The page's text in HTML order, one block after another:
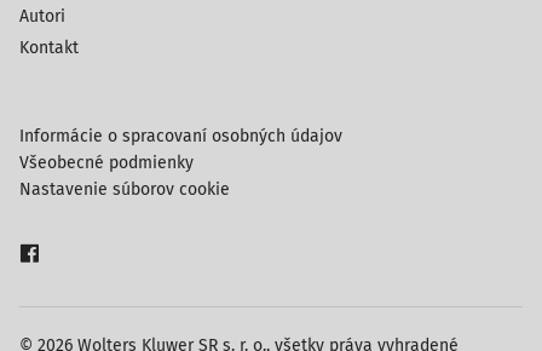
Autori
Kontakt
© 2026 Wolters Kluwer SR s. r. o., všetky práva vyhradené
Informácie o spracovaní osobných údajov
Všeobecné podmienky
Nastavenie súborov cookie